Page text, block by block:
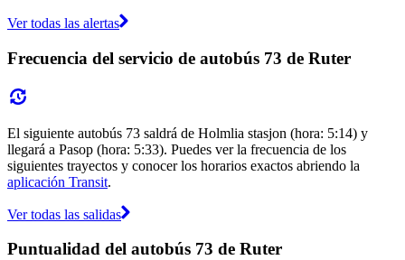
Ver todas las alertas
Frecuencia del servicio de autobús 73 de Ruter
El siguiente autobús 73 saldrá de Holmlia stasjon (hora: 5:14) y
llegará a Pasop (hora: 5:33). Puedes ver la frecuencia de los
siguientes trayectos y conocer los horarios exactos abriendo la
aplicación Transit.
Ver todas las salidas
Puntualidad del autobús 73 de Ruter